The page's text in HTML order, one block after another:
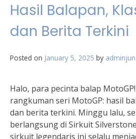
Hasil Balapan,
dan Berita Terkini
Posted on January 5, 2025 by adminjun
Halo, para pecinta balap
rangkuman seri MotoGP: hasil
dan berita terkini. Minggu lalu,
berlangsung di Sirkuit
sirkuit legendaris ini selalu